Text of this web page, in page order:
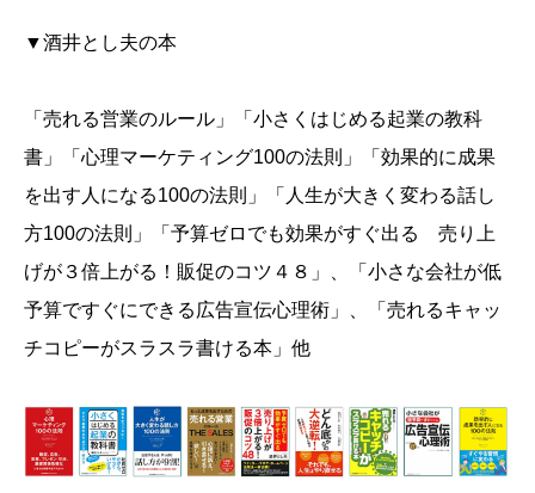
▼酒井とし夫の本
「売れる営業のルール」「小さくはじめる起業の教科
書」「心理マーケティング100の法則」「効果的に成果
を出す人になる100の法則」「人生が大きく変わる話し
方100の法則」「予算ゼロでも効果がすぐ出る 売り上
げが３倍上がる！販促のコツ４８」、「小さな会社が低
予算ですぐにできる広告宣伝心理術」、「売れるキャッ
チコピーがスラスラ書ける本」他